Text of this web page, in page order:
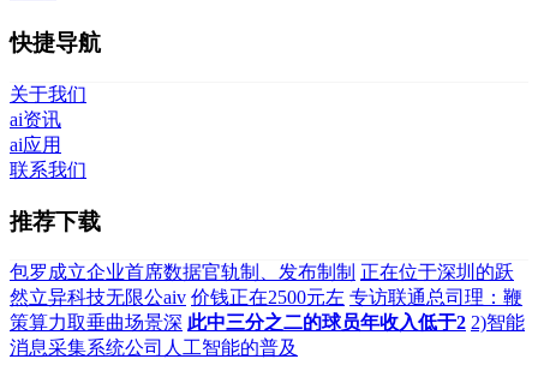
快捷导航
关于我们
ai资讯
ai应用
联系我们
推荐下载
包罗成立企业首席数据官轨制、发布制制 正在位于深圳的跃
然立异科技无限公aiv 价钱正在2500元左 专访联通总司理：鞭
策算力取垂曲场景深 此中三分之二的球员年收入低于2 2)智能
消息采集系统公司人工智能的普及